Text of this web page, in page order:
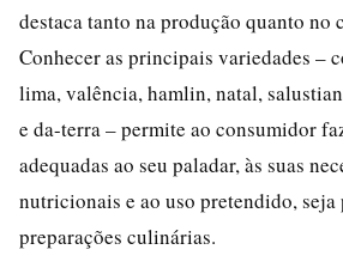
destaca tanto na produção quanto no
Conhecer as principais variedades –
lima, valência, hamlin, natal,
e da-terra – permite ao consumidor
adequadas ao seu paladar, às suas
nutricionais e ao uso pretendido, seja
preparações culinárias.